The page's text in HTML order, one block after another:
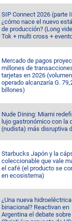
SIP Connect 2026 (parte
¿cómo nace el nuevo
de producción? (Long
Tok + multi cross +
Mercado de pagos
millones de
tarjetas en 2026 (volumen
operado alcanzaría G.
billones)
Nude Dining: Miami
lujo gastronómico con la
(nudista) más disruptiva
Starbucks Japón y la
coleccionable que vale
el café (el producto se
en ecosistema)
¿Una nueva hidroeléctrica
binacional? Reactivan en
Argentina el debate